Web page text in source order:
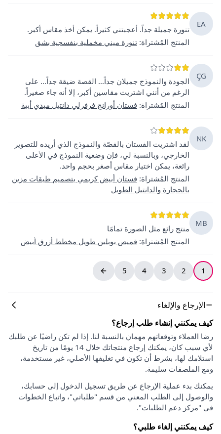
EA
تنورة جميلة جداً. أعجبتني كثيراً. يمكن أخذ مقاس أكبر.
المنتج المُشتراة: تنورة ميني مخملية بنفسجية بشق
ÇG
الجودة والنموذج جميلان جداً... القصة ضيقة جداً... على
الرغم من أنني اشتريت مقاسين أكبر، إلا أنه جاء صغيراً.
المنتج المُشتراة: فستان أورانج فرفرلي دانتيل ميدي أبية
NK
لقد اشتريت الفستان بالقصّة والنموذج الذي أريده للتصوير
الخارجي، وبالنسبة لي، فإن وضعية النموذج في الأعلى
رائعة، يمكن اختيار مقاس أصغر بحجم واحد.
المنتج المُشتراة: فستان أبيض كريمي بتصميم طبقات مزين
بالحجارة والدانتيل الطويل
MB
منتج رائع مثل الصورة تمامًا
المنتج المُشتراة: قميص بوبلين طويل مخطط أزرق أبيض
1
2
3
4
5
الإرجاع والإلغاء
كيف يمكنني إنشاء طلب إرجاع؟
رضا العملاء وتوقعاتهم مهمان بالنسبة لنا. إذا لم تكن راضيًا عن طلبك
لأي سبب كان، يمكنك إرجاع منتجاتك خلال 14 يومًا من تاريخ
استلامك لها، بشرط أن تكون في تغليفها الأصلي، غير مستخدمة،
ومع الملصقات سليمة.
يمكنك بدء عملية الإرجاع عن طريق تسجيل الدخول إلى حسابك،
والوصول إلى الطلب المعني من قسم "طلباتي"، واتباع الخطوات
في "مركز دعم الطلبات".
كيف يمكنني إلغاء طلبي؟